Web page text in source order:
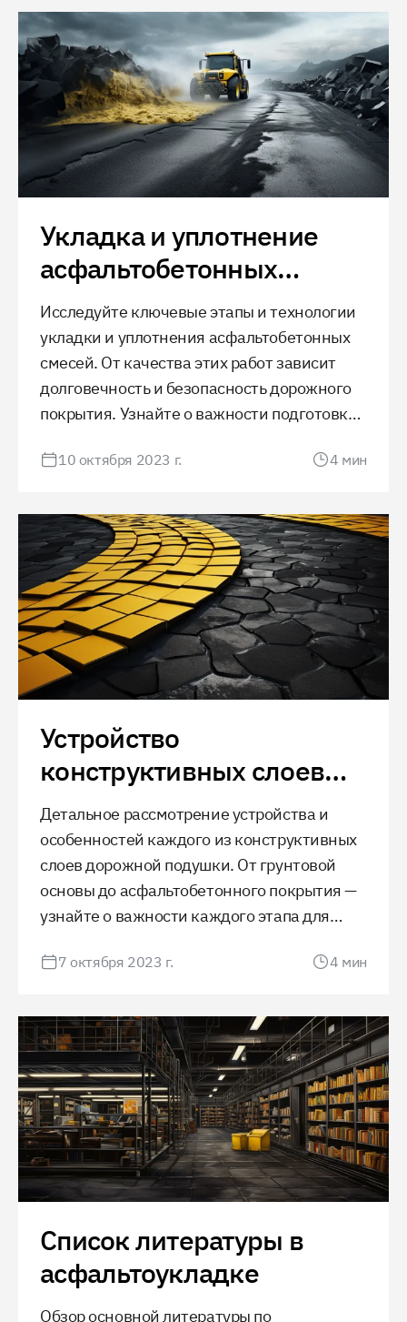
Укладка и уплотнение
асфальтобетонных
смесей
Исследуйте ключевые этапы и технологии
укладки и уплотнения асфальтобетонных
смесей. От качества этих работ зависит
долговечность и безопасность дорожного
покрытия. Узнайте о важности подготовки
и контроле качества для обеспечения
10 октября 2023 г. 4 мин
Устройство
конструктивных слоев
дорожной подушки
Детальное рассмотрение устройства и
особенностей каждого из конструктивных
слоев дорожной подушки. От грунтовой
основы до асфальтобетонного покрытия —
узнайте о важности каждого этапа для
безопасности дорожного полотна.
7 октября 2023 г. 4 мин
Список литературы в
асфальтоукладке
Обзор основной литературы по